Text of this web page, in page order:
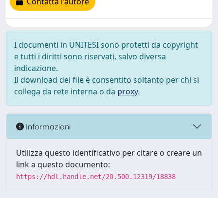
I documenti in UNITESI sono protetti da copyright
e tutti i diritti sono riservati, salvo diversa
indicazione.
Il download dei file è consentito soltanto per chi si
collega da rete interna o da proxy.
Informazioni
Utilizza questo identificativo per citare o creare un
link a questo documento:
https://hdl.handle.net/20.500.12319/18838